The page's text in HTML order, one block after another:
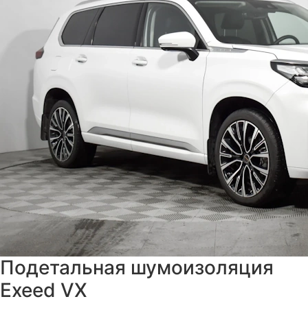
Подетальная шумоизоляция
Exeed VX